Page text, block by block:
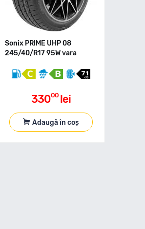
Sonix PRIME UHP 08
245/40/R17 95W vara
33000 lei
Adaugă în coș